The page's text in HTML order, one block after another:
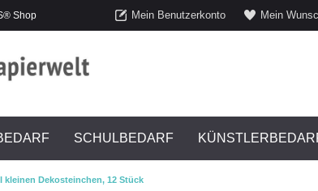
Shop Mein Benutzerkonto Mein
SCHULBEDARF
kleinen Dekosteinchen, 12 Stück